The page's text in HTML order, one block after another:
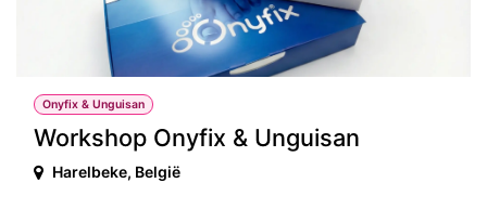
Onyfix & Unguisan
Workshop Onyfix & Unguisan
Harelbeke, België